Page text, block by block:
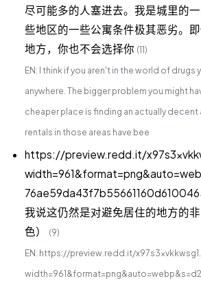
尽可能多的人塞进去。我是城里的
些地区的一些公寓条件极其恶劣。
地方，你也不会选择你 (11)
EN: I think if you aren't in the world of
anywhere. The bigger problem you might
cheaper place is finding an actually
rentals in those areas have bee
https://preview.redd.it/
我说这仍然是对避免居住的地方的
色）
(9)
EN: https://preview.redd.it/